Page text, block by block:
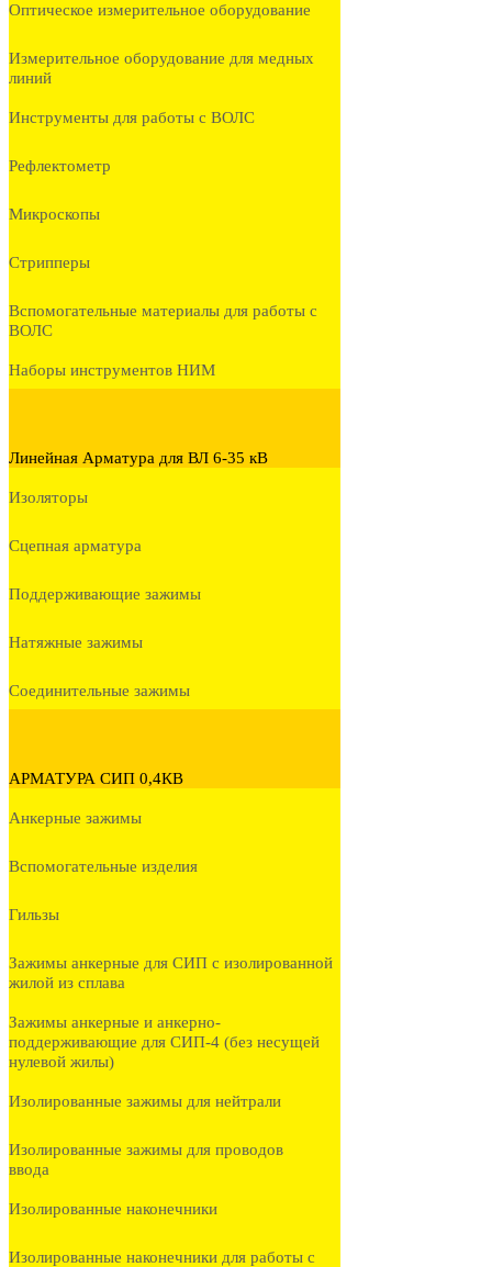
Оптическое измерительное оборудование
Измерительное оборудование для медных
линий
Инструменты для работы с ВОЛС
Рефлектометр
Микроскопы
Стрипперы
Вспомогательные материалы для работы с
ВОЛС
Наборы инструментов НИМ
Линейная Арматура для ВЛ 6-35 кВ
Изоляторы
Сцепная арматура
Поддерживающие зажимы
Натяжные зажимы
Соединительные зажимы
АРМАТУРА СИП 0,4КВ
Анкерные зажимы
Вспомогательные изделия
Гильзы
Зажимы анкерные для СИП с изолированной
жилой из сплава
Зажимы анкерные и анкерно-
поддерживающие для СИП-4 (без несущей
нулевой жилы)
Изолированные зажимы для нейтрали
Изолированные зажимы для проводов
ввода
Изолированные наконечники
Изолированные наконечники для работы с